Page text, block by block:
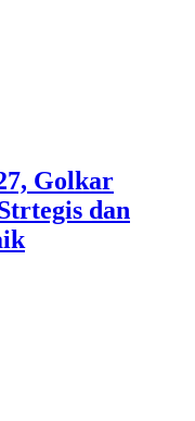
Golkar
dan